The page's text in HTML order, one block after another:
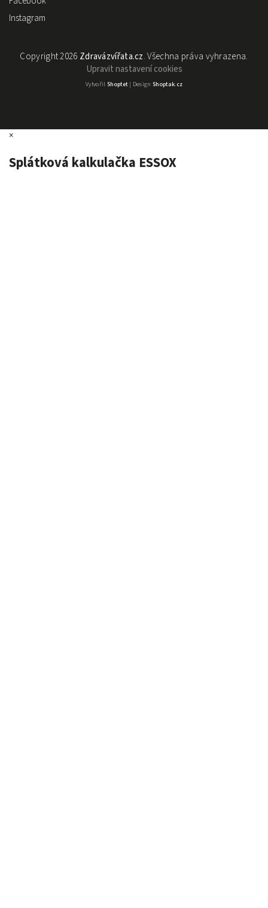
Instagram
Copyright 2026 Zdravázvířata.cz. Všechna práva vyhrazena.
Upravit nastavení cookies
Vytvořil Shoptet| Design Shoptak.cz
×
Splátková kalkulačka ESSOX